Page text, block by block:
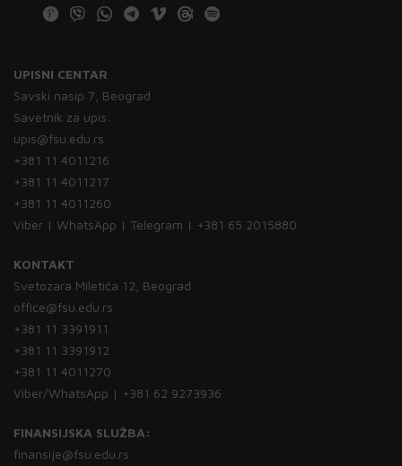
UPISNI CENTAR
Savski nasip 7, Beograd
Savetnik za upis:
upis@fsu.edu.rs
+381 11 4011216
+381 11 4011217
+381 11 4011260
Viber | WhatsApp | Telegram | +381 65 2015880
KONTAKT
Svetozara Miletića 12, Beograd
office@fsu.edu.rs
+381 11 3391911
+381 11 3391912
+381 11 4011270
Viber/WhatsApp | +381 62 9273936
FINANSIJSKA SLUŽBA:
finansije@fsu.edu.rs